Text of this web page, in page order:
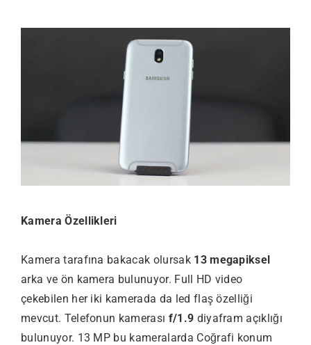
Kamera Özellikleri
Kamera tarafına bakacak olursak 13 megapiksel
arka ve ön kamera bulunuyor. Full HD video
çekebilen her iki kamerada da led flaş özelliği
mevcut. Telefonun kamerası f/1.9 diyafram açıklığı
bulunuyor. 13 MP bu kameralarda Coğrafi konum